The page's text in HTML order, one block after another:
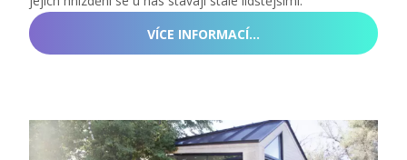
VÍCE INFORMACÍ…